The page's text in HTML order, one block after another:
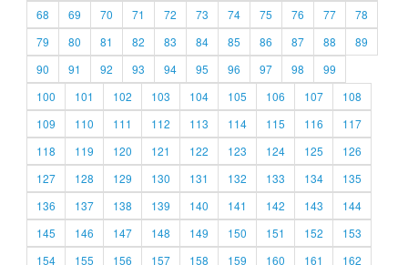
68
69 70 71 72 73 74 75 76 77
78
79
80 81 82 83 84 85 86 87 88
89
90
91 92 93 94 95 96 97 98
99
100
101 102 103 104 105 106 107
108
109
110 111 112 113 114 115 116
117
118
119 120 121 122 123 124 125
126
127
128 129 130 131 132 133 134
135
136
137 138 139 140 141 142 143
144
145
146 147 148 149 150 151 152
153
154
155 156 157 158 159 160 161
162